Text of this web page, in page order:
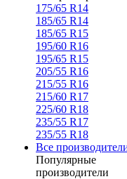
175/65 R14
185/65 R14
185/65 R15
195/60 R16
195/65 R15
205/55 R16
215/55 R16
215/60 R17
225/60 R18
235/55 R17
235/55 R18
Все
Популярные
производители